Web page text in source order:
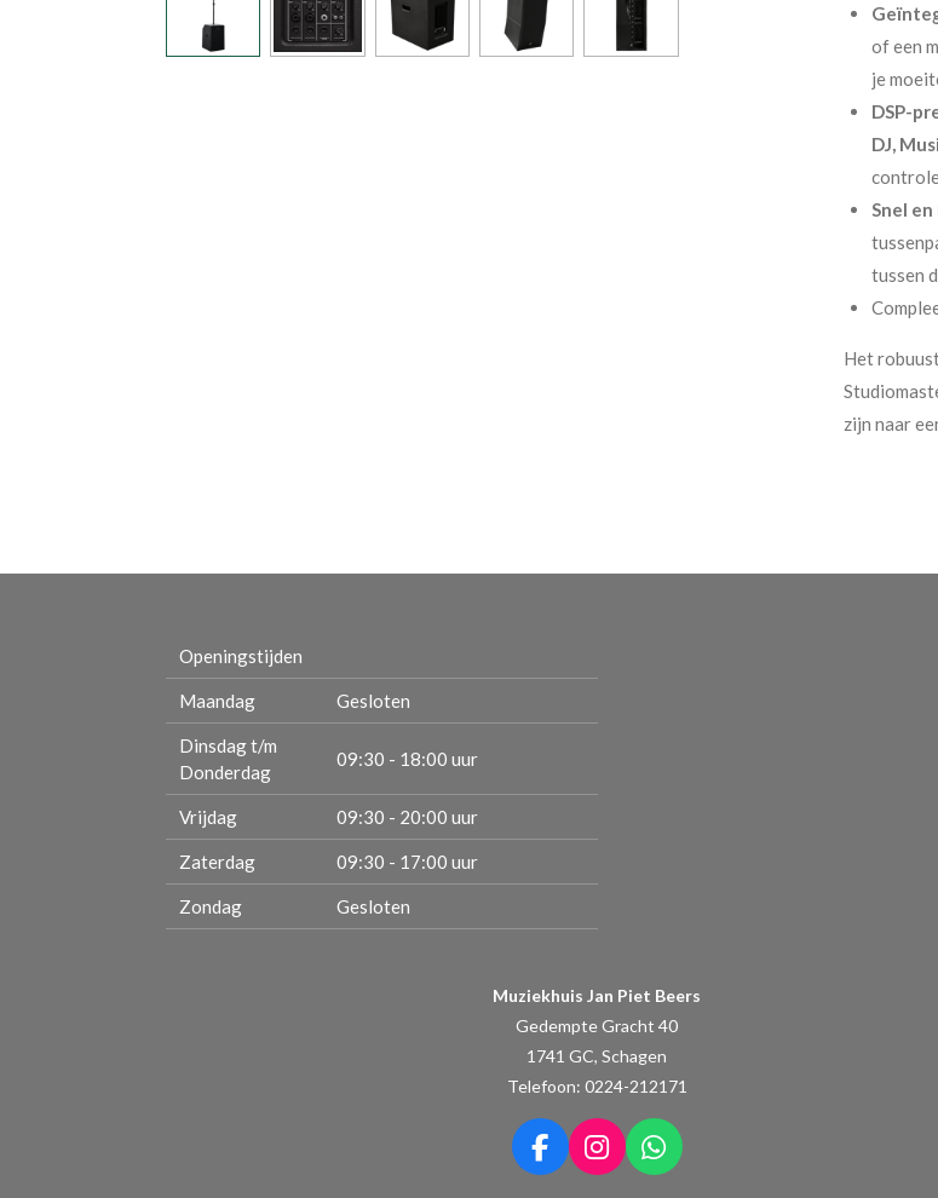
of een
je
DSP-
DJ,
Snel
tussen
Het
zijn naar
Openingstijden
Maandag Gesloten
Dinsdag t/m
Donderdag
09:30 - 18:00 uur
Vrijdag 09:30 - 20:00 uur
Zaterdag 09:30 - 17:00 uur
Zondag Gesloten
Muziekhuis Jan Piet Beers
Gedempte Gracht 40
1741 GC, Schagen
Telefoon: 0224-212171
F
a
I
n
W
h